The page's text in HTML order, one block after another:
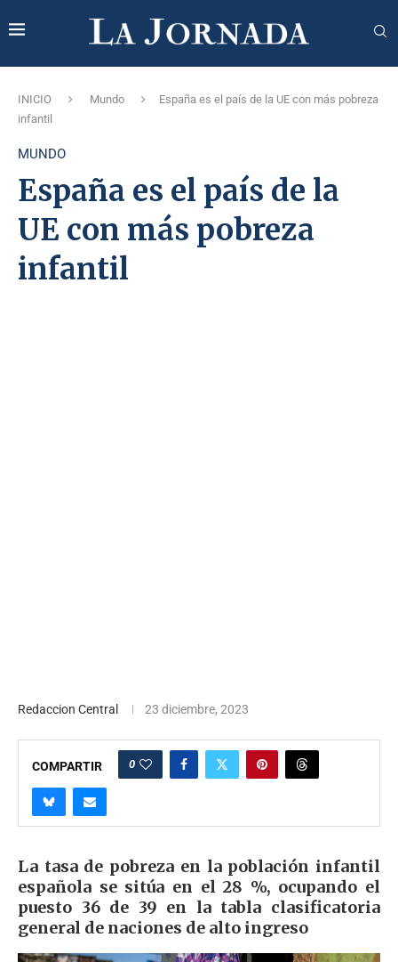
INICIO Mundo
España es el país de la UE con más pobreza
infantil
MUNDO
España es el país de la
UE con más pobreza
infantil
Redaccion Central 23 diciembre, 2023
COMPARTIR 0
La tasa de pobreza en la población infantil
española se sitúa en el 28 %, ocupando el
puesto 36 de 39 en la tabla clasificatoria
general de naciones de alto ingreso